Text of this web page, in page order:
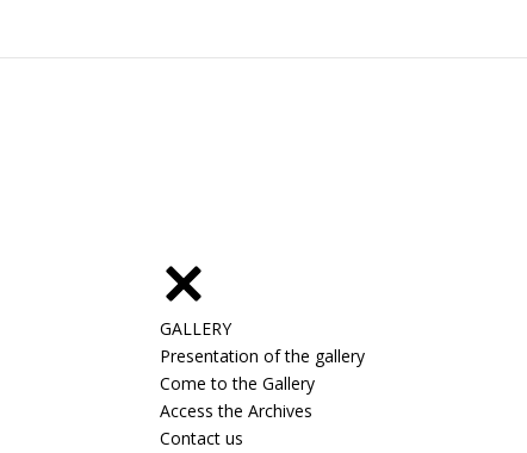
GALLERY
Presentation of the gallery
Come to the Gallery
Access the Archives
Contact us